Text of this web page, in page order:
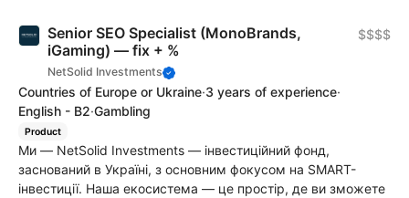
Senior SEO Specialist (MonoBrands,
iGaming) — fix + %
NetSolid Investments
$$$$
Countries of Europe or Ukraine·3 years of experience·
English - B2·Gambling
Product
Ми — NetSolid Investments — інвестиційний фонд,
заснований в Україні, з основним фокусом на SMART-
інвестиції. Наша екосистема — це простір, де ви зможете